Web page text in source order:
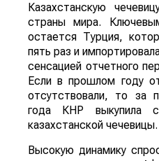
Казахстанскую
страны мира.
остается Турция,
пять раз и
сенсацией отчетного
Если в прошлом году
отсутствовали, то за
года КНР выкупила
казахстанской чечевицы.
Высокую динамику